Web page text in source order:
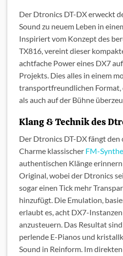
Der Dtronics DT-DX erweckt
Sound zu neuem Leben in
Inspiriert vom Konzept des
TX816, vereint dieser
achtfache Power eines DX7
Projekts. Dies alles in einem
transportfreundlichen Format,
als auch auf der Bühne
Klang & Technik des
Der Dtronics DT-DX fängt
Charme klassischer FM-
authentischen Klänge
Original, wobei der Dtronics
sogar einen Tick mehr
hinzufügt. Die Emulation,
erlaubt es, acht DX7-
anzusteuern. Das Resultat
perlende E-Pianos und
Sound in Reinform. Im